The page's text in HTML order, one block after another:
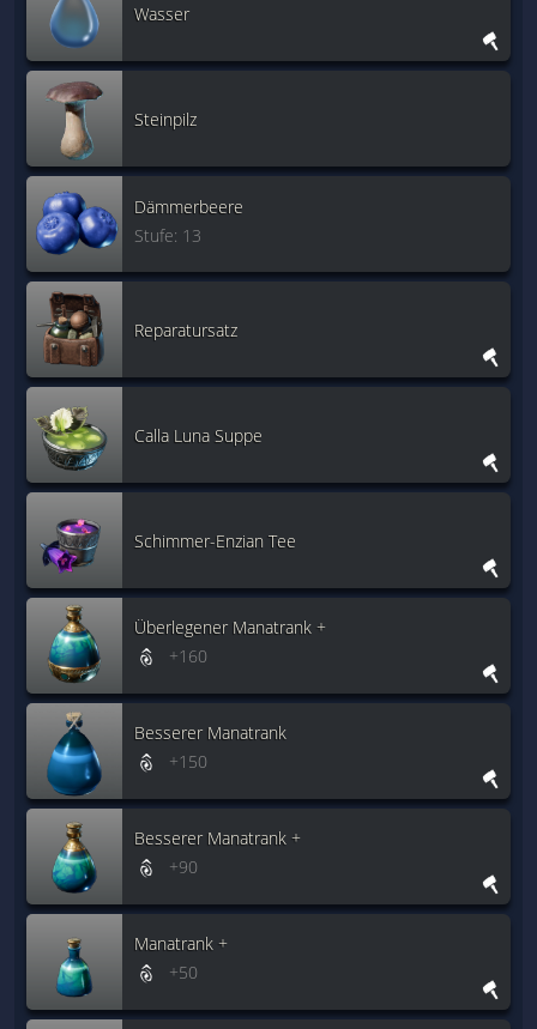
Wasser
Steinpilz
Dämmerbeere
Stufe: 13
Reparatursatz
Calla Luna Suppe
Schimmer-Enzian Tee
Überlegener Manatrank +
+160
Besserer Manatrank
+150
Besserer Manatrank +
+90
Manatrank +
+50